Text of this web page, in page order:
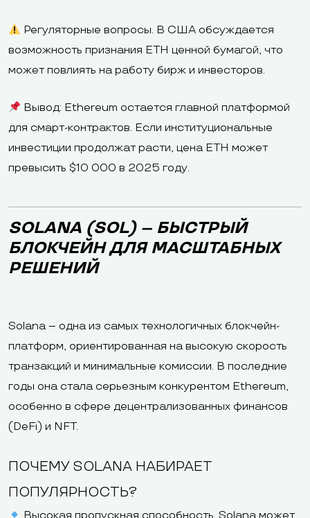
Регуляторные вопросы. В США обсуждается
возможность признания ETH ценной бумагой, что
может повлиять на работу бирж и инвесторов.
Вывод: Ethereum остается главной платформой
для смарт-контрактов. Если институциональные
инвестиции продолжат расти, цена ETH может
превысить $10 000 в 2025 году.
SOLANA (SOL) – БЫСТРЫЙ
БЛОКЧЕЙН ДЛЯ МАСШТАБНЫХ
РЕШЕНИЙ
Solana – одна из самых технологичных блокчейн-
платформ, ориентированная на высокую скорость
транзакций и минимальные комиссии. В последние
годы она стала серьезным конкурентом Ethereum,
особенно в сфере децентрализованных финансов
(DeFi) и NFT.
ПОЧЕМУ SOLANA НАБИРАЕТ
ПОПУЛЯРНОСТЬ?